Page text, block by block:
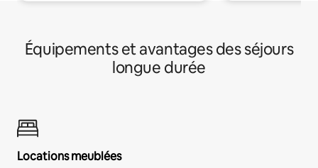
Équipements et avantages des séjours
longue durée
Locations meublées